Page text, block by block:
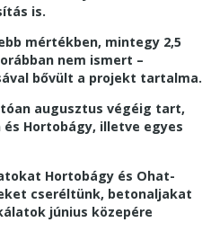
is.
mértékben, mintegy 2,5
nem ismert –
bővült a projekt tartalma.
augusztus végéig tart,
Hortobágy, illetve egyes
Hortobágy és Ohat-
cseréltünk, betonaljakat
június közepére